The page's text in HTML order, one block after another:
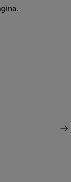
Pannello successivo